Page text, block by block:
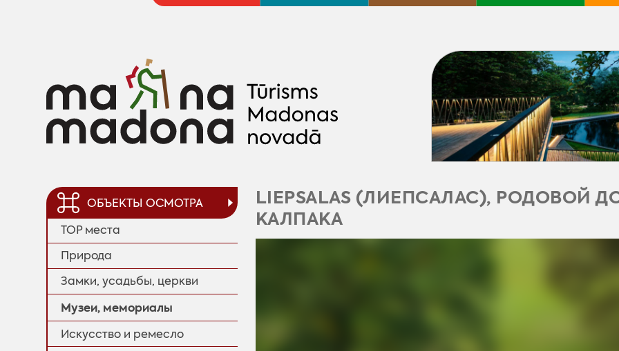
ОБЪЕКТЫ ОСМОТРА
TOP места
Природa
Замки, усадьбы, церкви
Музеи, мемориалы
Искусство и ремесло
LIEPSALAS (ЛИЕПСАЛАС), РОДОВОЙ
КАЛПАКА